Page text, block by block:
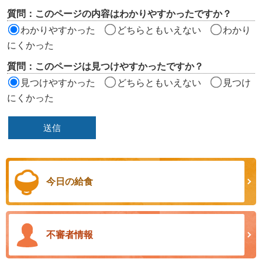
ア
質問：このページの内容はわかりやすかったですか？
わかりやすかった
どちらともいえない
わかり
にくかった
質問：このページは見つけやすかったですか？
見つけやすかった
どちらともいえない
見つけ
にくかった
今日の給食
不審者情報